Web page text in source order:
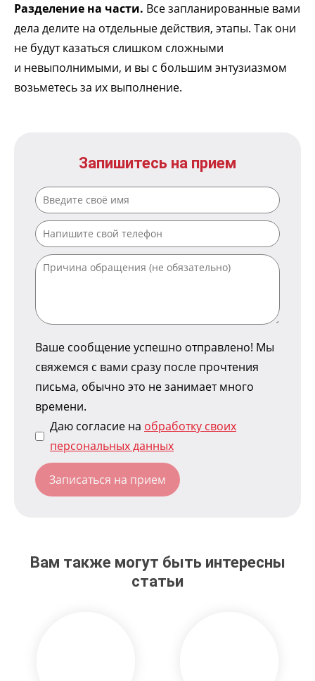
Разделение на части. Все запланированные вами
дела делите на отдельные действия, этапы. Так они
не будут казаться слишком сложными
и невыполнимыми, и вы с большим энтузиазмом
возьметесь за их выполнение.
Запишитесь на прием
Ваше сообщение успешно отправлено! Мы
свяжемся с вами сразу после прочтения
письма, обычно это не занимает много
времени.
Даю согласие на обработку своих
персональных данных
Вам также могут быть интересны
статьи